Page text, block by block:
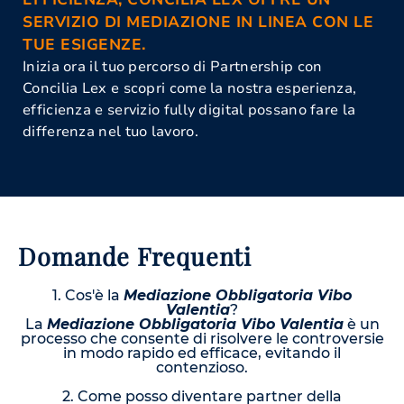
SERVIZIO DI MEDIAZIONE IN LINEA CON LE
TUE ESIGENZE.
Inizia ora il tuo percorso di Partnership con
Concilia Lex e scopri come la nostra esperienza,
efficienza e servizio fully digital possano fare la
differenza nel tuo lavoro.
Domande Frequenti
1. Cos'è la Mediazione Obbligatoria Vibo
Valentia?
La Mediazione Obbligatoria Vibo Valentiaè un
processo che consente di risolvere le controversie
in modo rapido ed efficace, evitando il
contenzioso.
2. Come posso diventare partner della